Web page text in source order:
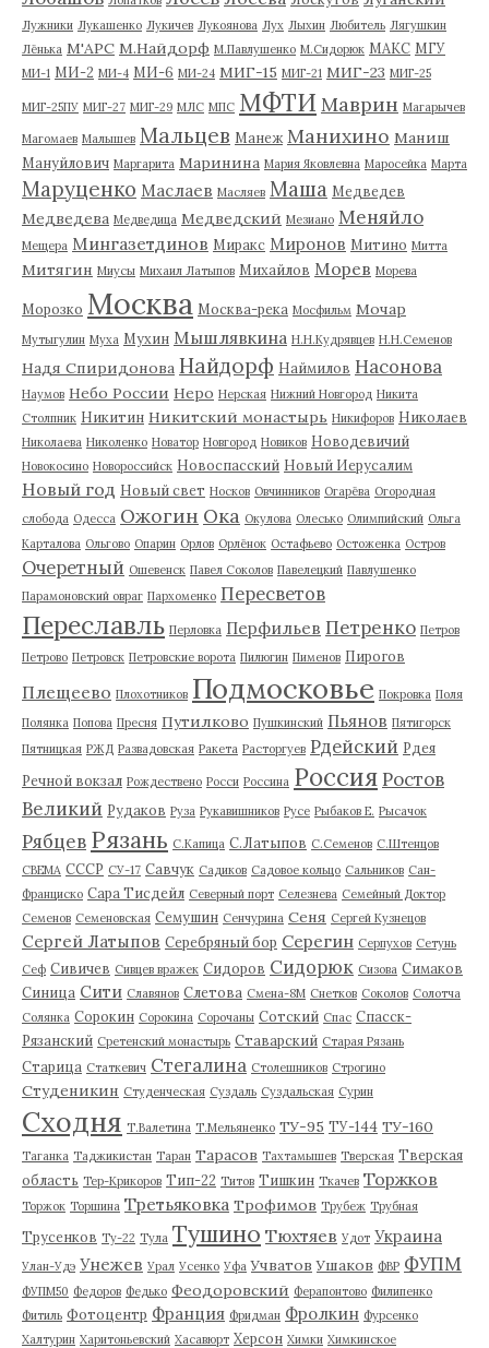
Лужники Лукашенко Лукичев Лукоянова Лух Лыхин Любитель Лягушкин
Лёнька М'АРС М.Найдорф М.Павлушенко М.Сидорюк МАКС МГУ
МИ-1 МИ-2 МИ-4 МИ-6 МИ-24 МИГ-15 МИГ-21 МИГ-23 МИГ-25
МИГ-25ПУ МИГ-27 МИГ-29 МЛС МПС МФТИ Маврин Магарычев
Магомаев Малышев Мальцев Манеж Манихино Маниш
Мануйлович Маргарита Маринина Мария Яковлевна Маросейка Марта
Маруценко Маслаев Масляев Маша Медведев
Медведева Медведица Медведский Мезиано Меняйло
Мещера Мингазетдинов Миракс Миронов Митино Митта
Митягин Миусы Михаил Латыпов Михайлов Морев Морева
Морозко Москва Москва-река Мосфильм Мочар
Мутыгулин Муха Мухин Мышлявкина Н.Н.Кудрявцев Н.Н.Семенов
Надя Спиридонова Найдорф Наймилов Насонова
Наумов Небо России Неро Нерская Нижний Новгород Никита
Столпник Никитин Никитский монастырь Никифоров Николаев
Николаева Николенко Новатор Новгород Новиков Новодевичий
Новокосино Новороссийск Новоспасский Новый Иерусалим
Новый год Новый свет Носков Овчинников Огарёва Огородная
слобода Одесса Ожогин Ока Окулова Олесько Олимпийский Ольга
Карталова Ольгово Опарин Орлов Орлёнок Остафьево Остоженка Остров
Очеретный Ошевенск Павел Соколов Павелецкий Павлушенко
Парамоновский овраг Пархоменко Пересветов
Переславль Перловка Перфильев Петренко Петров
Петрово Петровск Петровские ворота Пилюгин Пименов Пирогов
Плещеево Плохотников Подмосковье Покровка Поля
Полянка Попова Пресня Путилково Пушкинский Пьянов Пятигорск
Пятницкая РЖД Развадовская Ракета Расторгуев Рдейский Рдея
Речной вокзал Рождествено Росси Россина Россия Ростов
Великий Рудаков Руза Рукавишников Русе Рыбаков Е. Рысачок
Рябцев Рязань С.Капица С.Латыпов С.Семенов С.Штенцов
СВЕМА СССР СУ-17 Савчук Садиков Садовое кольцо Сальников Сан-
Франциско Сара Тисдейл Северный порт Селезнева Семейный Доктор
Семенов Семеновская Семушин Сенчурина Сеня Сергей Кузнецов
Сергей Латыпов Серебряный бор Серегин Серпухов Сетунь
Сеф Сивичев Сивцев вражек Сидоров Сидорюк Сизова Симаков
Синица Сити Славянов Слетова Смена-8М Снетков Соколов Солотча
Солянка Сорокин Сорокина Сорочаны Сотский Спас Спасск-
Рязанский Сретенский монастырь Ставарский Старая Рязань
Старица Статкевич Стегалина Столешников Строгино
Студеникин Студенческая Суздаль Суздальская Сурин
Сходня Т.Валетина Т.Мельяненко ТУ-95 ТУ-144 ТУ-160
Таганка Таджикистан Таран Тарасов Тахтамышев Тверская Тверская
область Тер-Крикоров Тип-22 Титов Тишкин Ткачев Торжков
Торжок Торшина Третьяковка Трофимов Трубеж Трубная
Трусенков Ту-22 Тула Тушино Тюхтяев Удот Украина
Улан-Удэ Унежев Урал Усенко Уфа Учватов Ушаков ФВР ФУПМ
ФУПМ50 Федоров Федько Феодоровский Ферапонтово Филипенко
Фитиль Фотоцентр Франция Фридман Фролкин Фурсенко
Халтурин Харитоньевский Хасавюрт Херсон Химки Химкинское